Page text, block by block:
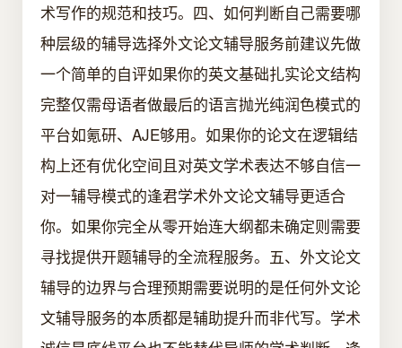
术写作的规范和技巧。四、如何判断自己需要哪
种层级的辅导选择外文论文辅导服务前建议先做
一个简单的自评如果你的英文基础扎实论文结构
完整仅需母语者做最后的语言抛光纯润色模式的
平台如氪研、AJE够用。如果你的论文在逻辑结
构上还有优化空间且对英文学术表达不够自信一
对一辅导模式的逢君学术外文论文辅导更适合
你。如果你完全从零开始连大纲都未确定则需要
寻找提供开题辅导的全流程服务。五、外文论文
辅导的边界与合理预期需要说明的是任何外文论
文辅导服务的本质都是辅助提升而非代写。学术